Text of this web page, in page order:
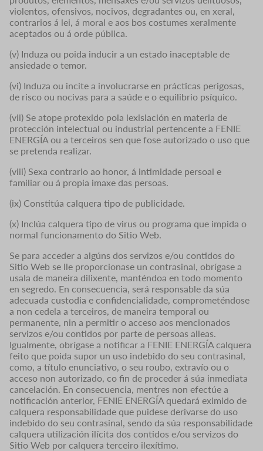
violentos, ofensivos, nocivos, degradantes ou, en xeral,
contrarios á lei, á moral e aos bos costumes xeralmente
aceptados ou á orde pública.
(v) Induza ou poida inducir a un estado inaceptable de
ansiedade o temor.
(vi) Induza ou incite a involucrarse en prácticas perigosas,
de risco ou nocivas para a saúde e o equilibrio psíquico.
(vii) Se atope protexido pola lexislación en materia de
protección intelectual ou industrial pertencente a FENIE
ENERGÍA ou a terceiros sen que fose autorizado o uso que
se pretenda realizar.
(viii) Sexa contrario ao honor, á intimidade persoal e
familiar ou á propia imaxe das persoas.
(ix) Constitúa calquera tipo de publicidade.
(x) Inclúa calquera tipo de virus ou programa que impida o
normal funcionamento do Sitio Web.
Se para acceder a algúns dos servizos e/ou contidos do
Sitio Web se lle proporcionase un contrasinal, obrígase a
usala de maneira dilixente, manténdoa en todo momento
en segredo. En consecuencia, será responsable da súa
adecuada custodia e confidencialidade, comprometéndose
a non cedela a terceiros, de maneira temporal ou
permanente, nin a permitir o acceso aos mencionados
servizos e/ou contidos por parte de persoas alleas.
Igualmente, obrígase a notificar a FENIE ENERGÍA calquera
feito que poida supor un uso indebido do seu contrasinal,
como, a título enunciativo, o seu roubo, extravío ou o
acceso non autorizado, co fin de proceder á súa inmediata
cancelación. En consecuencia, mentres non efectúe a
notificación anterior, FENIE ENERGÍA quedará eximido de
calquera responsabilidade que puidese derivarse do uso
indebido do seu contrasinal, sendo da súa responsabilidade
calquera utilización ilícita dos contidos e/ou servizos do
Sitio Web por calquera terceiro ilexítimo.